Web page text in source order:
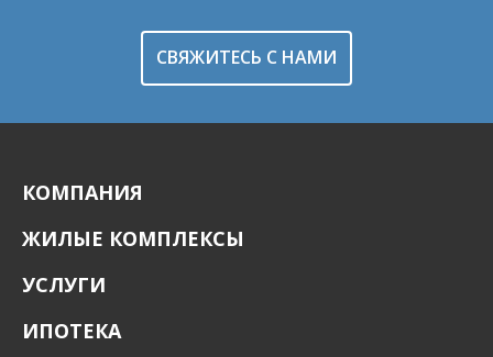
СВЯЖИТЕСЬ С НАМИ
КОМПАНИЯ
ЖИЛЫЕ КОМПЛЕКСЫ
УСЛУГИ
ИПОТЕКА